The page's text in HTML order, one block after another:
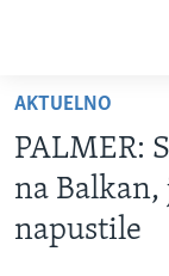
glavni
sadržaj
na
glavnu
FOTOGRAFIJE
AKTUELNO
PALMER:
na
napustile